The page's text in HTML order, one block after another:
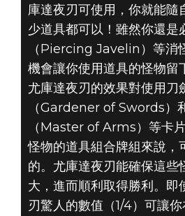
庫達夜刃可使用，你就能隨
少道具都可以！雖然你還是
（Piercing Javelin）等消
機會讓你使用道具的怪物留
尤庫達夜刃的效果對使用刀
（Gardener of Swords）
（Master of Arms）等卡
怪物的道具組合牌組來說，
的。尤庫達夜刃能確保這些
大，進而順利取得勝利。即
刃驚人的數值（1/4）可讓